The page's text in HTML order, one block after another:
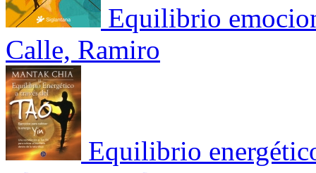
Equilibrio
Calle, Ramiro
Equilibrio